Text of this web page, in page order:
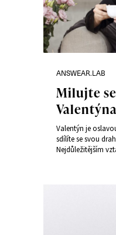
ANSWEAR.LAB
Milujte
Valentýn je
sdílíte se svou
Nejdůležitějším